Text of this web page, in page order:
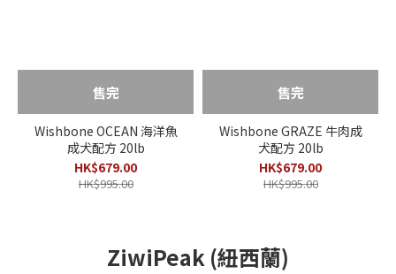
售完
Wishbone OCEAN 海洋魚
成犬配方 20lb
HK$679.00
HK$995.00
售完
Wishbone GRAZE 牛肉成
犬配方 20lb
HK$679.00
HK$995.00
ZiwiPeak (紐西蘭)